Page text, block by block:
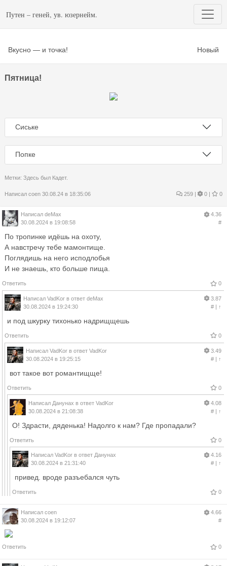
Путен – геней, ув. юзернейм.
Вкусно — и точка! Новый
Пятница!
Сиське
Попке
Метки: Здесь был Кадет.
Написал coen 30.08.24 в 18:35:06 259 | 0 | 0
Написал deMax
30.08.2024 в 19:08:58
4.36
#
По тропинке идёшь на охоту,
А навстречу тебе мамонтище.
Поглядишь на него исподлобья
И не знаешь, кто больше пища.
Ответить 0
Написал VadKor в ответ deMax
30.08.2024 в 19:24:30
3.87
#| ↑
и под шкурку тихонько надрищщешь
Ответить 0
Написал VadKor в ответ VadKor
30.08.2024 в 19:25:15
3.49
#| ↑
вот такое вот романтищще!
Ответить 0
Написал Данунах в ответ VadKor
30.08.2024 в 21:08:38
4.08
#| ↑
О! Здрасти, дяденька! Надолго к нам? Где пропадали?
Ответить 0
Написал VadKor в ответ Данунах
30.08.2024 в 21:31:40
4.16
#| ↑
привед. вроде разъебался чуть
Ответить 0
Написал coen
30.08.2024 в 19:12:07
4.66
#
Ответить 0